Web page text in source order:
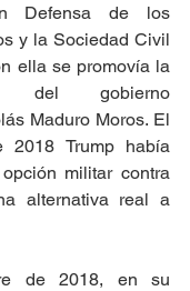
Defensa de los
y la Sociedad Civil
ella se promovía la
del gobierno
Maduro Moros. El
Trump había
militar contra
alternativa real a
de 2018, en su